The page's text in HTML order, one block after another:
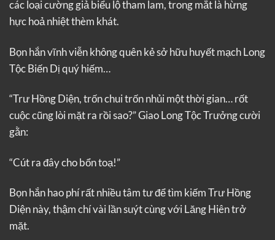
các loại cường giả biểu lộ tham lam, trong mắt là hừng
hực hoả nhiệt thèm khát.
Bọn hắn vĩnh viễn không quên kẻ sở hữu huyết mạch Long
Tộc Biến Dị quý hiếm…
“Trư Hồng Diện, trốn chui trốn nhủi một thời gian… rốt
cuộc cũng lòi mặt ra rồi sao?” Giao Long Tộc Trưởng cười
gằn:
“Cút ra đây cho bổn toạ!”
Bọn hắn hao phí rất nhiều tâm tư để tìm kiếm Trư Hồng
Diện này, thậm chí vài lần suýt cùng với Lăng Hiên trở
mặt.